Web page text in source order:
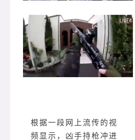
根据一段网上流传的视
频显示，凶手持枪冲进